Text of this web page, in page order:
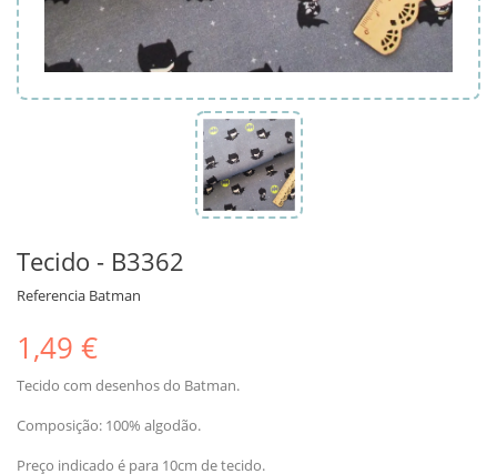
Tecido - B3362
Referencia Batman
1,49 €
Tecido com desenhos do Batman.
Composição: 100% algodão.
Preço indicado é para 10cm de tecido.